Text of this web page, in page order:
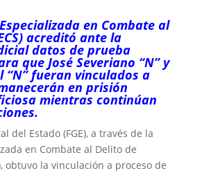
en Combate al
acreditó ante la
datos de prueba
que José Severiano “N” y
“N” fueran vinculados a
en prisión
mientras continúan
del Estado (FGE), a través de la
en Combate al Delito de
obtuvo la vinculación a proceso de